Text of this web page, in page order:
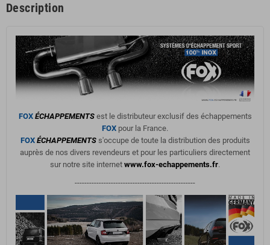
Description
FOX ÉCHAPPEMENTSest le distributeur exclusif des échappements
FOX pour la France.
FOX ÉCHAPPEMENTSs'occupe de toute la distribution des produits
auprès de nos divers revendeurs et pour les particuliers directement
sur notre site internet www.fox-echappements.fr.
--------------------------------------------------